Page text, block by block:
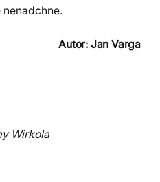
Autor: Jan Varga
Wirkola